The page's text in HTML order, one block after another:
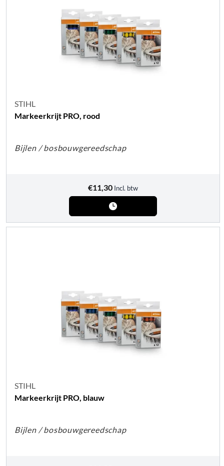
STIHL
Markeerkrijt PRO, rood
Bijlen / bosbouwgereedschap
€11,30 Incl. btw
STIHL
Markeerkrijt PRO, blauw
Bijlen / bosbouwgereedschap